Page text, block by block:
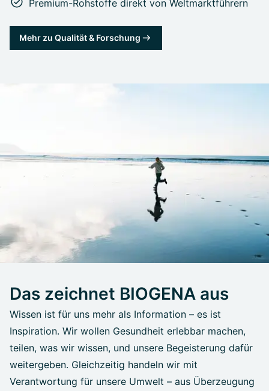
Premium-Rohstoffe direkt von Weltmarktführern
Mehr zu Qualität & Forschung
Das zeichnet BIOGENA aus
Wissen ist für uns mehr als Information – es ist
Inspiration. Wir wollen Gesundheit erlebbar machen,
teilen, was wir wissen, und unsere Begeisterung dafür
weitergeben. Gleichzeitig handeln wir mit
Verantwortung für unsere Umwelt – aus Überzeugung